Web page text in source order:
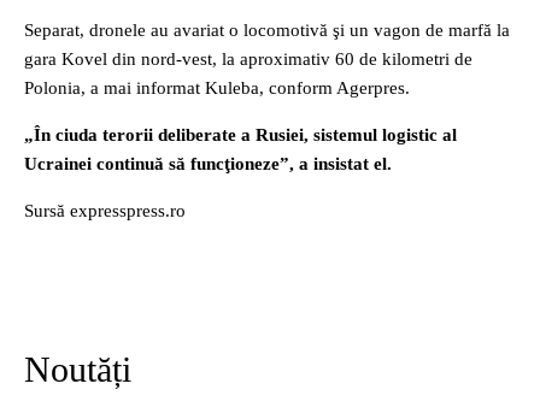
Separat, dronele au avariat o locomotivă şi un vagon de marfă la
gara Kovel din nord-vest, la aproximativ 60 de kilometri de
Polonia, a mai informat Kuleba, conform Agerpres.
„În ciuda terorii deliberate a Rusiei, sistemul logistic al
Ucrainei continuă să funcţioneze”, a insistat el.
Sursă expresspress.ro
Noutăți